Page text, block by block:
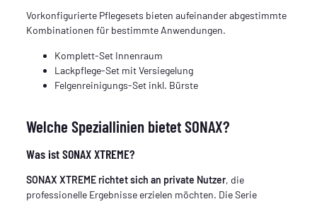
Vorkonfigurierte Pflegesets bieten aufeinander abgestimmte
Kombinationen für bestimmte Anwendungen.
Komplett-Set Innenraum
Lackpflege-Set mit Versiegelung
Felgenreinigungs-Set inkl. Bürste
Welche Speziallinien bietet SONAX?
Was ist SONAX XTREME?
SONAX XTREME richtet sich an private Nutzer, die
professionelle Ergebnisse erzielen möchten. Die Serie